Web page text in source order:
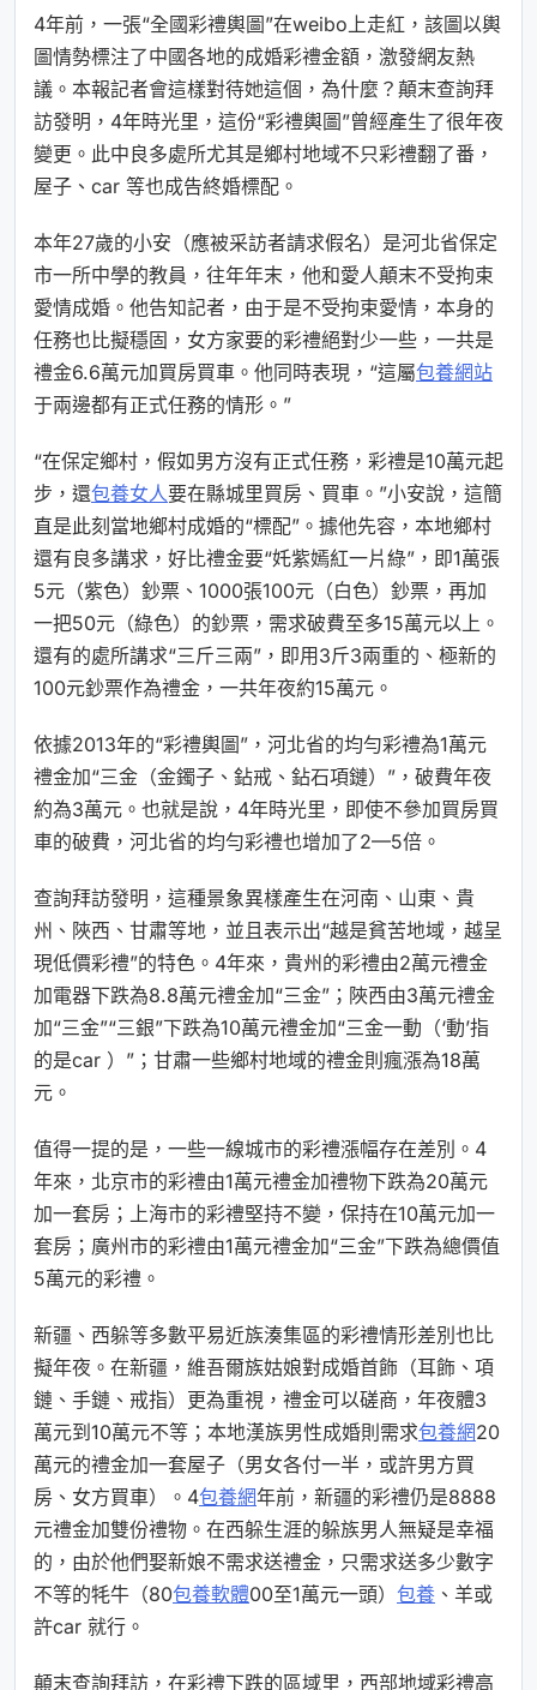
4年前，一張“全國彩禮輿圖”在weibo上走紅，該圖以輿
圖情勢標注了中國各地的成婚彩禮金額，激發網友熱
議。本報記者會這樣對待她這個，為什麼？顛末查詢拜
訪發明，4年時光里，這份“彩禮輿圖”曾經產生了很年夜
變更。此中良多處所尤其是鄉村地域不只彩禮翻了番，
屋子、car 等也成告終婚標配。
本年27歲的小安（應被采訪者請求假名）是河北省保定
市一所中學的教員，往年年末，他和愛人顛末不受拘束
愛情成婚。他告知記者，由于是不受拘束愛情，本身的
任務也比擬穩固，女方家要的彩禮絕對少一些，一共是
禮金6.6萬元加買房買車。他同時表現，“這屬包養網站
于兩邊都有正式任務的情形。”
“在保定鄉村，假如男方沒有正式任務，彩禮是10萬元起
步，還包養女人要在縣城里買房、買車。”小安說，這簡
直是此刻當地鄉村成婚的“標配”。據他先容，本地鄉村
還有良多講求，好比禮金要“奼紫嫣紅一片綠”，即1萬張
5元（紫色）鈔票、1000張100元（白色）鈔票，再加
一把50元（綠色）的鈔票，需求破費至多15萬元以上。
還有的處所講求“三斤三兩”，即用3斤3兩重的、極新的
100元鈔票作為禮金，一共年夜約15萬元。
依據2013年的“彩禮輿圖”，河北省的均勻彩禮為1萬元
禮金加“三金（金鐲子、鉆戒、鉆石項鏈）”，破費年夜
約為3萬元。也就是說，4年時光里，即使不參加買房買
車的破費，河北省的均勻彩禮也增加了2—5倍。
查詢拜訪發明，這種景象異樣產生在河南、山東、貴
州、陜西、甘肅等地，並且表示出“越是貧苦地域，越呈
現低價彩禮”的特色。4年來，貴州的彩禮由2萬元禮金
加電器下跌為8.8萬元禮金加“三金”；陜西由3萬元禮金
加“三金”“三銀”下跌為10萬元禮金加“三金一動（‘動’指
的是car ）”；甘肅一些鄉村地域的禮金則瘋漲為18萬
元。
值得一提的是，一些一線城市的彩禮漲幅存在差別。4
年來，北京市的彩禮由1萬元禮金加禮物下跌為20萬元
加一套房；上海市的彩禮堅持不變，保持在10萬元加一
套房；廣州市的彩禮由1萬元禮金加“三金”下跌為總價值
5萬元的彩禮。
新疆、西躲等多數平易近族湊集區的彩禮情形差別也比
擬年夜。在新疆，維吾爾族姑娘對成婚首飾（耳飾、項
鏈、手鏈、戒指）更為重視，禮金可以磋商，年夜體3
萬元到10萬元不等；本地漢族男性成婚則需求包養網20
萬元的禮金加一套屋子（男女各付一半，或許男方買
房、女方買車）。4包養網年前，新疆的彩禮仍是8888
元禮金加雙份禮物。在西躲生涯的躲族男人無疑是幸福
的，由於他們娶新娘不需求送禮金，只需求送多少數字
不等的牦牛（80包養軟體00至1萬元一頭） 包養 、羊或
許car 就行。
顛末查詢拜訪，在彩禮下跌的區域里，西部地域彩禮高